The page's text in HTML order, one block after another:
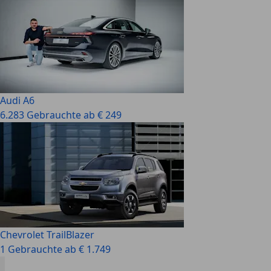
Audi A6
6.283 Gebrauchte ab € 249
Chevrolet TrailBlazer
1 Gebrauchte ab € 1.749